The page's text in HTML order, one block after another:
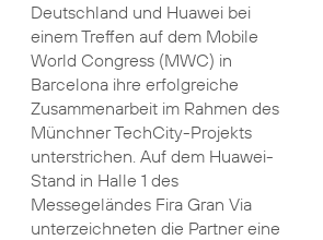
Deutschland und Huawei bei
einem Treffen auf dem Mobile
World Congress (MWC) in
Barcelona ihre erfolgreiche
Zusammenarbeit im Rahmen des
Münchner TechCity-Projekts
unterstrichen. Auf dem Huawei-
Stand in Halle 1 des
Messegeländes Fira Gran Via
unterzeichneten die Partner eine